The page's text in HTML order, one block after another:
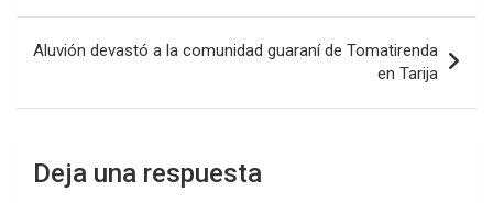
entradas
Aluvión devastó a la comunidad guaraní de Tomatirenda
en Tarija
Deja una respuesta